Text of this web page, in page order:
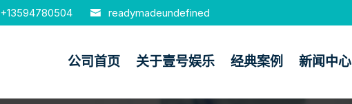
+13594780504 readymadeundefined
公司首页 关于壹号娱乐 经典案例 新闻中心